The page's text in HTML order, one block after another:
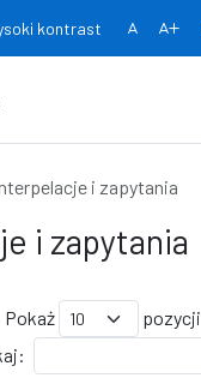
kontrast
i zapytania
i zapytania
Pokaż
pozycji